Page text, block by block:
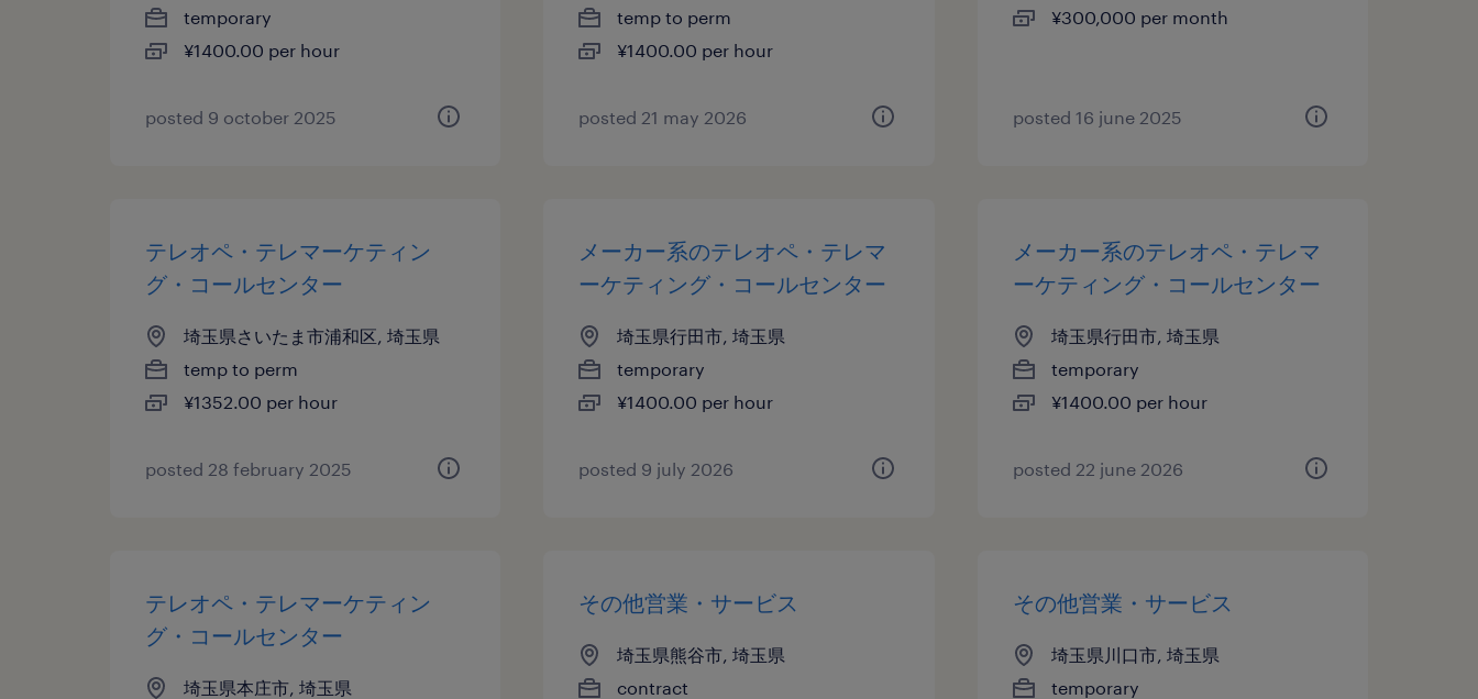
temporary
¥1400.00 per hour
posted 9 october 2025
temp to perm
¥1400.00 per hour
posted 21 may 2026
¥300,000 per month
posted 16 june 2025
テレオペ・テレマーケティン
グ・コールセンター
埼玉県さいたま市浦和区, 埼玉県
temp to perm
¥1352.00 per hour
posted 28 february 2025
メーカー系のテレオペ・テレマ
ーケティング・コールセンター
埼玉県行田市, 埼玉県
temporary
¥1400.00 per hour
posted 9 july 2026
メーカー系のテレオペ・テレマ
ーケティング・コールセンター
埼玉県行田市, 埼玉県
temporary
¥1400.00 per hour
posted 22 june 2026
テレオペ・テレマーケティン
グ・コールセンター
埼玉県本庄市, 埼玉県
その他営業・サービス
埼玉県熊谷市, 埼玉県
contract
その他営業・サービス
埼玉県川口市, 埼玉県
temporary